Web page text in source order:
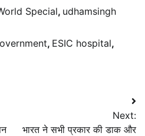
Special, udhamsingh
, ESIC hospital,
Next:
भारत ने सभी प्रकार की डाक और